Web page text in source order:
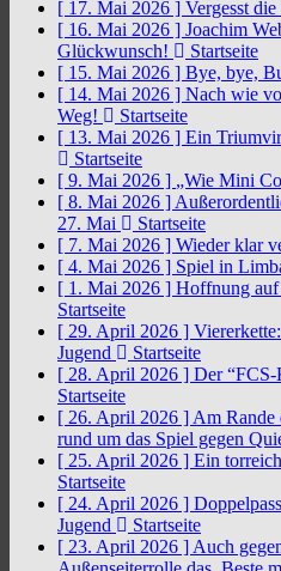
[ 17. Mai 2026 ] Vergesst
[ 16. Mai 2026 ] Joachim
Glückwunsch!
Startseite
[ 15. Mai 2026 ] Bye, bye,
[ 14. Mai 2026 ] Nach wie
Weg!
Startseite
[ 13. Mai 2026 ] Ein
Startseite
[ 9. Mai 2026 ] „Wie Mini
[ 8. Mai 2026 ]
27. Mai
Startseite
[ 7. Mai 2026 ] Wieder klar
[ 4. Mai 2026 ] Spiel in
[ 1. Mai 2026 ] Hoffnung auf
Startseite
[ 29. April 2026 ]
Jugend
Startseite
[ 28. April 2026 ] Der
Startseite
[ 26. April 2026 ] Am Rande
rund um das Spiel gegen
[ 25. April 2026 ] Ein
Startseite
[ 24. April 2026 ]
Jugend
Startseite
[ 23. April 2026 ] Auch